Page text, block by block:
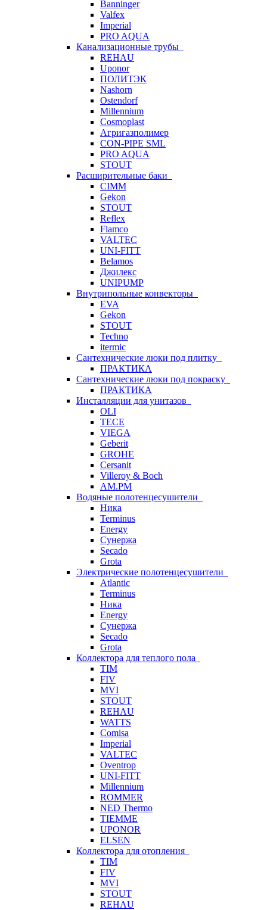
Banninger
Valfex
Imperial
PRO AQUA
Канализационные трубы
REHAU
Uponor
ПОЛИТЭК
Nashorn
Ostendorf
Millennium
Cosmoplast
Агригазполимер
CON-PIPE SML
PRO AQUA
STOUT
Расширительные баки
CIMM
Gekon
STOUT
Reflex
Flamco
VALTEC
UNI-FITT
Belamos
Джилекс
UNIPUMP
Внутрипольные конвекторы
EVA
Gekon
STOUT
Techno
itermic
Сантехнические люки под плитку
ПРАКТИКА
Сантехнические люки под покраску
ПРАКТИКА
Инсталляции для унитазов
OLI
TECE
VIEGA
Geberit
GROHE
Cersanit
Villeroy & Boch
AM.PM
Водяные полотенцесушители
Ника
Terminus
Energy
Сунержа
Secado
Grota
Электрические полотенцесушители
Atlantic
Terminus
Ника
Energy
Сунержа
Secado
Grota
Коллектора для теплого пола
TIM
FIV
MVI
STOUT
REHAU
WATTS
Comisa
Imperial
VALTEC
Oventrop
UNI-FITT
Millennium
ROMMER
NED Thermo
TIEMME
UPONOR
ELSEN
Коллектора для отопления
TIM
FIV
MVI
STOUT
REHAU